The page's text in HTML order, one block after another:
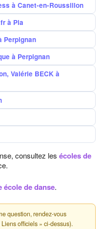
à Canet-en-Roussillon
à Pia
Perpignan
à Perpignan
Valérie BECK à
consultez les écoles de
de danse.
question, rendez-vous
officiels » ci-dessus).